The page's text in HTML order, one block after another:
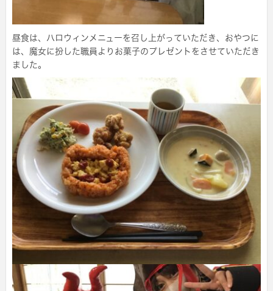
昼食は、ハロウィンメニューを召し上がっていただき、おやつに
は、魔女に扮した職員よりお菓子のプレゼントをさせていただき
ました。